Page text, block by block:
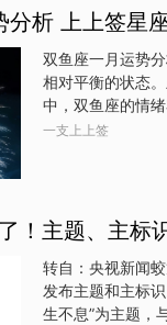
发状况，尽量提
且带来耐心和责
个人的生活重心
分析 上上签
双鱼座一月运势
相对平衡的状态
中，双鱼座的情
随着月末的到来
运势整体较好，
有较多的社交机
到一种吸引力的
理想化对方，因
一支上上签
！主题、主标
转自：央视新闻
发布主题和主标
生不息”为主题，与全球华